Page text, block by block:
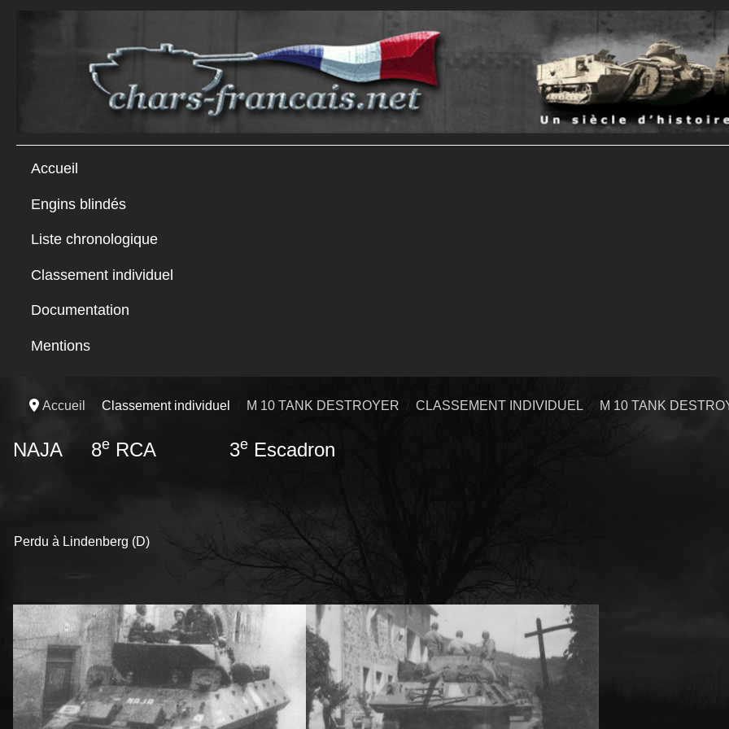
Accueil
Engins blindés
Liste chronologique
Classement individuel
Documentation
Mentions
Accueil Classement individuel M 10 TANK DESTROYER CLASSEMENT INDIVIDUEL M 10 TANK
NAJA 8e RCA 3e Escadron
Perdu à Lindenberg (D)